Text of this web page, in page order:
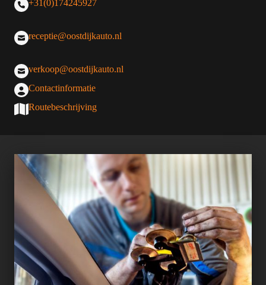
+31(0)174245927
receptie@oostdijkauto.nl
verkoop@oostdijkauto.nl
Contactinformatie
Routebeschrijving